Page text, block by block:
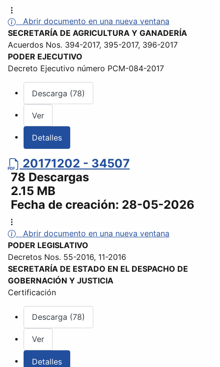
Abrir documento en una nueva ventana
SECRETARÍA DE AGRICULTURA Y GANADERÍA
Acuerdos Nos. 394-2017, 395-2017, 396-2017
PODER EJECUTIVO
Decreto Ejecutivo número PCM-084-2017
Descarga (78)
Ver
Detalles
20171202 - 34507
78 Descargas
2.15 MB
Fecha de creación: 28-05-2026
Abrir documento en una nueva ventana
PODER LEGISLATIVO
Decretos Nos. 55-2016, 11-2016
SECRETARÍA DE ESTADO EN EL DESPACHO DE
GOBERNACIÓN Y JUSTICIA
Certificación
Descarga (78)
Ver
Detalles